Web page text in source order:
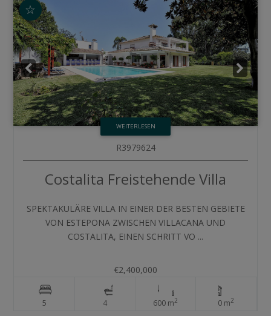
☆
WEITERLESEN
€2,400,000
R3979624
Costalita Freistehende Villa
SPEKTAKULÄRE VILLA IN EINER DER BESTEN GEBIETE
VON ESTEPONA ZWISCHEN VILLACANA UND
COSTALITA, EINEN SCHRITT VO ...
5 4 600 m2 0 m2